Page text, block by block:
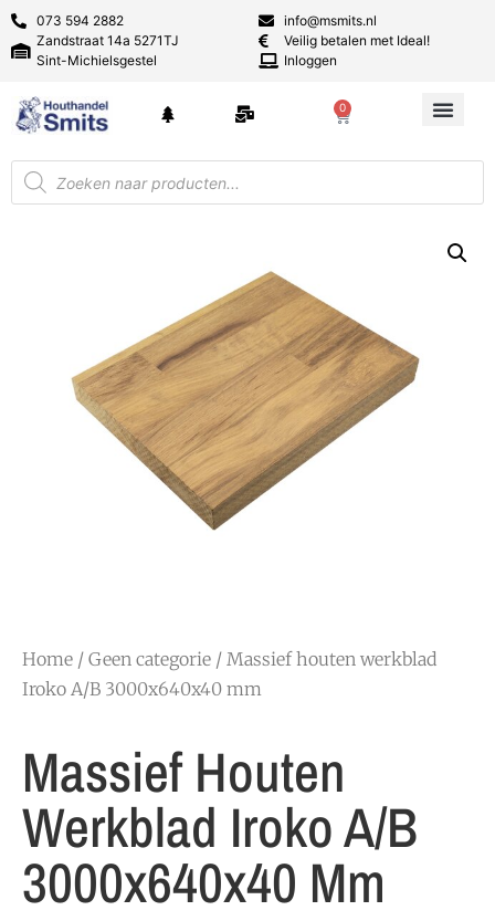
073 594 2882
Zandstraat 14a 5271TJ
Sint-Michielsgestel
info@msmits.nl
Veilig betalen met Ideal!
Inloggen
0
Home / Geen categorie / Massief houten werkblad
Iroko A/B 3000x640x40 mm
Massief Houten
Werkblad Iroko A/B
3000x640x40 Mm